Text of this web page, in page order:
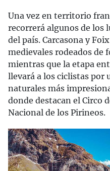
Una vez en territorio
recorrerá algunos de los
del país. Carcasona y
medievales rodeados de
mientras que la etapa
llevará a los ciclistas por
naturales más
donde destacan el Circo
Nacional de los Pirineos.